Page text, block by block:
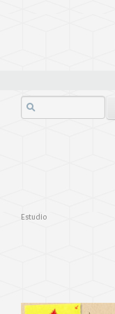
Estudio